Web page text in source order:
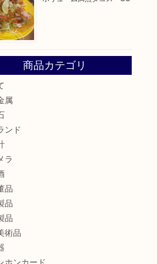
商品カテゴリ
属
ンド
ラ
品
品
品
術品
ホンカード